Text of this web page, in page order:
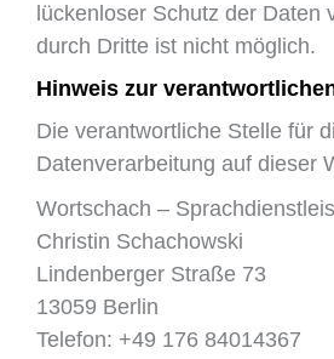
lückenloser Schutz der Daten
durch Dritte ist nicht möglich.
Hinweis zur
Die verantwortliche Stelle für
Datenverarbeitung auf dieser
Wortschach –
Christin Schachowski
Lindenberger Straße 73
13059 Berlin
Telefon: +49 176 84014367